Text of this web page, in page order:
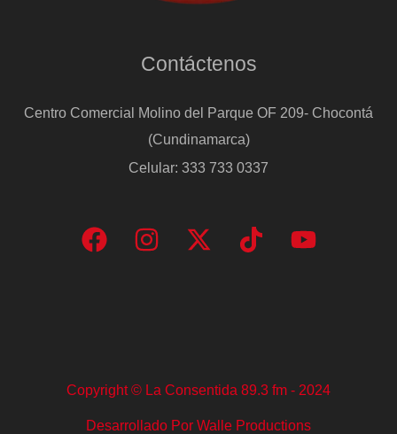
Contáctenos
Centro Comercial Molino del Parque OF 209- Chocontá
(Cundinamarca)
Celular: 333 733 0337
Copyright © La Consentida 89.3 fm - 2024
Desarrollado Por Walle Productions